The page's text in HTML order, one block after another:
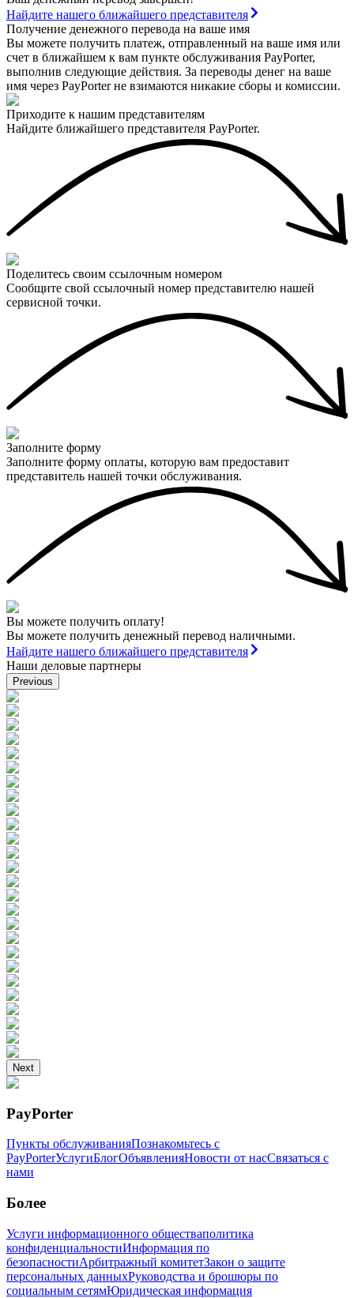
Найдите нашего ближайшего представителя
Получение денежного перевода на ваше имя
Вы можете получить платеж, отправленный на ваше имя или
счет в ближайшем к вам пункте обслуживания PayPorter,
выполнив следующие действия. За переводы денег на ваше
имя через PayPorter не взимаются никакие сборы и комиссии.
Приходите к нашим представителям
Найдите ближайшего представителя PayPorter.
Поделитесь своим ссылочным номером
Сообщите свой ссылочный номер представителю нашей
сервисной точки.
Заполните форму
Заполните форму оплаты, которую вам предоставит
представитель нашей точки обслуживания.
Вы можете получить оплату!
Вы можете получить денежный перевод наличными.
Найдите нашего ближайшего представителя
Наши деловые партнеры
Previous
Next
PayPorter
Пункты обслуживанияПознакомьтесь с
PayPorterУслугиБлогОбъявленияНовости от насСвязаться с
нами
Более
Услуги информационного обществаполитика
конфиденциальностиИнформация по
безопасностиАрбитражный комитетЗакон о защите
персональных данныхРуководства и брошюры по
социальным сетямЮридическая информация